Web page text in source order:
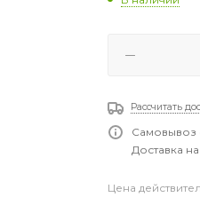
Рассчитать
Самовывоз
Доставка
Цена